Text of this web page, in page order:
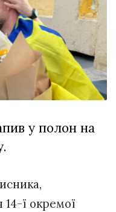
у полон на
14-ї окремої